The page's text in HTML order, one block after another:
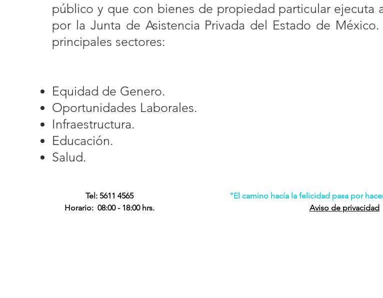
público y que con bienes de propiedad particular ejecuta
por la Junta de Asistencia Privada del Estado de
principales sectores:
Equidad de Genero.
Oportunidades Laborales.
Infraestructura.
Educación.
Salud.
Tel: 5611 4565
Horario: 08:00 - 18:00 hrs.
"El camino hacía la felicidad pasa por
Aviso de privacidad